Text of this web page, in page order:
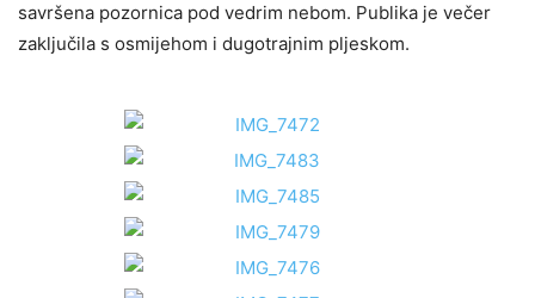
savršena pozornica pod vedrim nebom. Publika je večer
zaključila s osmijehom i dugotrajnim pljeskom.